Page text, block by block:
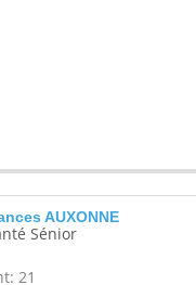
AUXONNE
Sénior
21